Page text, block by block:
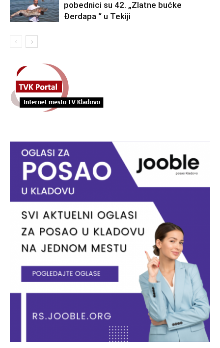
pobednici su 42. „Zlatne bućke
Đerdapa “ u Tekiji